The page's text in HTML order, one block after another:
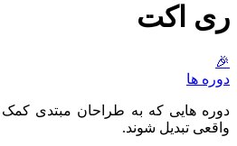
ری اکت
🎉
دوره ها
دوره هایی که به طراحان مبتدی
واقعی تبدیل شوند.